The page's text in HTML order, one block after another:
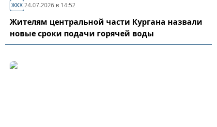
ЖКХ24.07.2026 в 14:52
Жителям центральной части Кургана назвали
новые сроки подачи горячей воды